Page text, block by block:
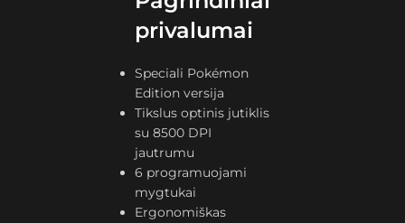
privalumai
Speciali Pokémon
Edition versija
Tikslus optinis jutiklis
su 8500 DPI
jautrumu
6 programuojami
mygtukai
Ergonomiškas